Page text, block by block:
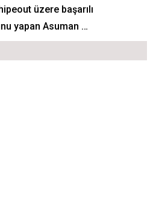
üzere başarılı
yapan Asuman …